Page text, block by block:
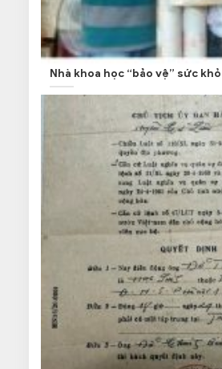
Nhà khoa học “bảo vệ” sức